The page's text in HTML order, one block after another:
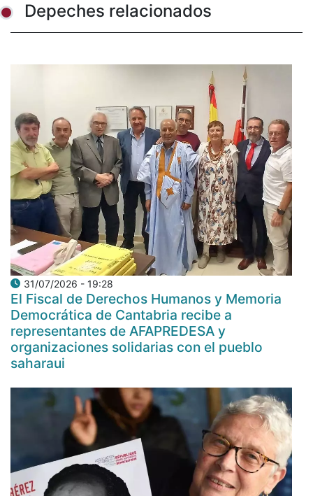
Depeches relacionados
31/07/2026 - 19:28
El Fiscal de Derechos Humanos y Memoria
Democrática de Cantabria recibe a
representantes de AFAPREDESA y
organizaciones solidarias con el pueblo
saharaui